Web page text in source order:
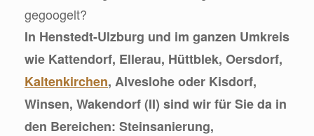
gegoogelt?
In Henstedt-Ulzburg und im ganzen Umkreis
wie Kattendorf, Ellerau, Hüttblek, Oersdorf,
Kaltenkirchen, Alveslohe oder Kisdorf,
Winsen, Wakendorf (II) sind wir für Sie da in
den Bereichen: Steinsanierung,